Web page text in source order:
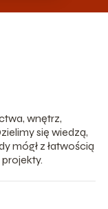
wnętrz,
się wiedzą,
mógł z łatwością